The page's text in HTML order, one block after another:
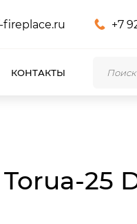
fireplace.ru +7
КОНТАКТЫ
25